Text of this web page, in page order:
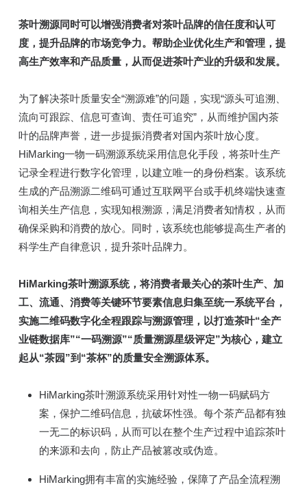
茶叶溯源同时可以增强消费者对茶叶品牌的信任度和认可
度，提升品牌的市场竞争力。帮助企业优化生产和管理，提
高生产效率和产品质量，从而促进茶叶产业的升级和发展。
为了解决茶叶质量安全“溯源难”的问题，实现“源头可追溯、
流向可跟踪、信息可查询、责任可追究”，从而维护国内茶
叶的品牌声誉，进一步提振消费者对国内茶叶放心度。
HiMarking一物一码溯源系统采用信息化手段，将茶叶生产
记录全程进行数字化管理，以建立唯一的身份档案。该系统
生成的产品溯源二维码可通过互联网平台或手机终端快速查
询相关生产信息，实现知根溯源，满足消费者知情权，从而
确保采购和消费的放心。同时，该系统也能够提高生产者的
科学生产自律意识，提升茶叶品牌力。
HiMarking茶叶溯源系统，将消费者最关心的茶叶生产、加
工、流通、消费等关键环节要素信息归集至统一系统平台，
实施二维码数字化全程跟踪与溯源管理，以打造茶叶“全产
业链数据库”“一码溯源”“质量溯源星级评定”为核心，建立
起从“茶园”到“茶杯”的质量安全溯源体系。
HiMarking茶叶溯源系统采用针对性一物一码赋码方
案，保护二维码信息，抗破坏性强。每个茶产品都有独
一无二的标识码，从而可以在整个生产过程中追踪茶叶
的来源和去向，防止产品被篡改或伪造。
HiMarking拥有丰富的实施经验，保障了产品全流程溯